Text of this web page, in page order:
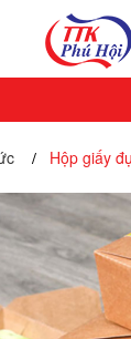
/ Hộp giấy